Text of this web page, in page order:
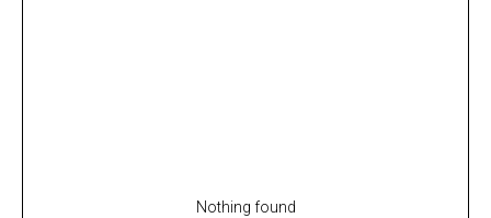
Nothing found